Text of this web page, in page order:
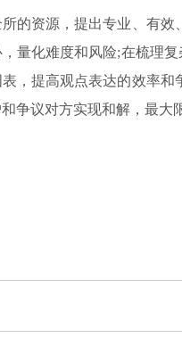
的资源，提出专业、有
量化难度和风险;在梳理
，提高观点表达的效率
争议对方实现和解，最大